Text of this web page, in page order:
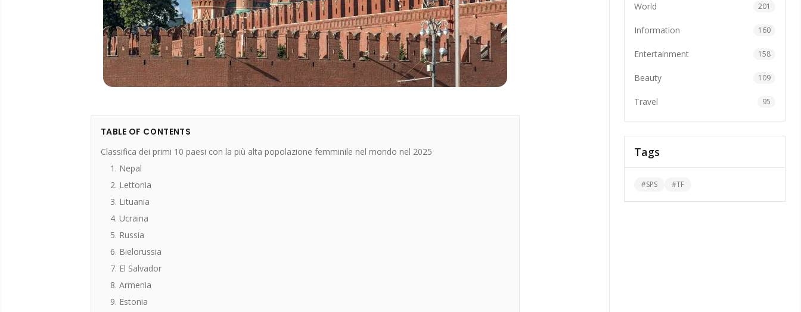
TABLE OF CONTENTS
Classifica dei primi 10 paesi con la più alta popolazione femminile nel mondo nel 2025
1. Nepal
2. Lettonia
3. Lituania
4. Ucraina
5. Russia
6. Bielorussia
7. El Salvador
8. Armenia
9. Estonia
World 201
Information 160
Entertainment 158
Beauty 109
Travel 95
Tags
#SPS #TF